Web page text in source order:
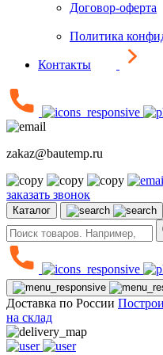
Договор-оферта
Политика
Контакты
zakaz@bautemp.ru
заказать звонок
Каталог
Доставка по России
на склад